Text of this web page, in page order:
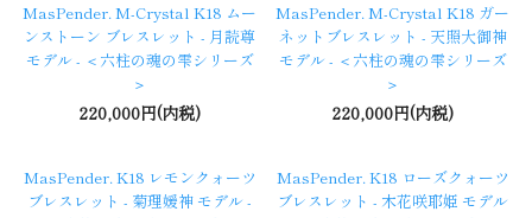
MasPender. M-Crystal K18 ムー
ンストーン ブレスレット - 月読尊
モデル - ＜六柱の魂の雫シリーズ
＞
220,000円(内税)
MasPender. M-Crystal K18 ガー
ネットブレスレット - 天照大御神
モデル - ＜六柱の魂の雫シリーズ
＞
220,000円(内税)
MasPender. K18 レモンクォーツ
ブレスレット - 菊理媛神 モデル -
MasPender. K18 ローズクォーツ
ブレスレット - 木花咲耶姫 モデル